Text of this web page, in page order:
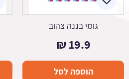
גומי בננה צהוב
19.9
₪
הוספה לסל